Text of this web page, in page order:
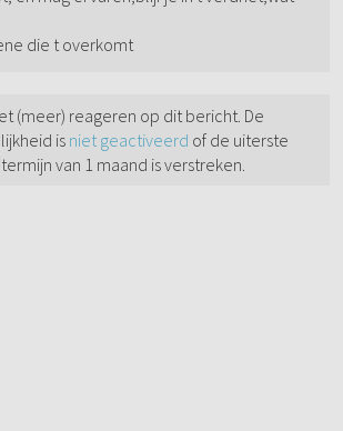
die t overkomt
(meer) reageren op dit bericht. De
is niet geactiveerd of de uiterste
van 1 maand is verstreken.